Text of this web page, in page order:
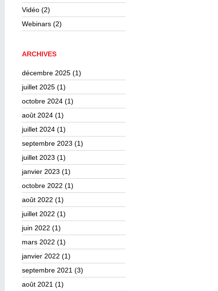
Vidéo (2)
Webinars (2)
ARCHIVES
décembre 2025 (1)
juillet 2025 (1)
octobre 2024 (1)
août 2024 (1)
juillet 2024 (1)
septembre 2023 (1)
juillet 2023 (1)
janvier 2023 (1)
octobre 2022 (1)
août 2022 (1)
juillet 2022 (1)
juin 2022 (1)
mars 2022 (1)
janvier 2022 (1)
septembre 2021 (3)
août 2021 (1)